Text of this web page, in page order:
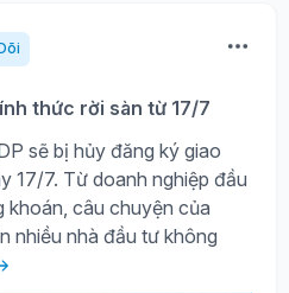
thức rời sàn từ 17/7
sẽ bị hủy đăng ký giao
17/7. Từ doanh nghiệp đầu
khoán, câu chuyện của
nhiều nhà đầu tư không